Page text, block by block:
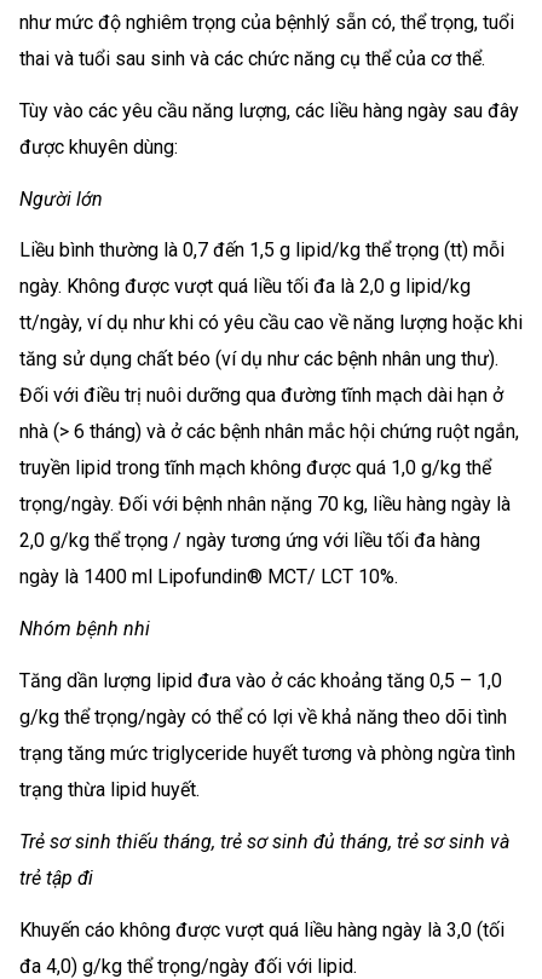
như mức độ nghiêm trọng của bệnhlý sẵn có, thể trọng, tuổi
thai và tuổi sau sinh và các chức năng cụ thể của cơ thể.
Tùy vào các yêu cầu năng lượng, các liều hàng ngày sau đây
được khuyên dùng:
Người lớn
Liều bình thường là 0,7 đến 1,5 g lipid/kg thể trọng (tt) mỗi
ngày. Không được vượt quá liều tối đa là 2,0 g lipid/kg
tt/ngày, ví dụ như khi có yêu cầu cao về năng lượng hoặc khi
tăng sử dụng chất béo (ví dụ như các bệnh nhân ung thư).
Đối với điều trị nuôi dưỡng qua đường tĩnh mạch dài hạn ở
nhà (> 6 tháng) và ở các bệnh nhân mắc hội chứng ruột ngắn,
truyền lipid trong tĩnh mạch không được quá 1,0 g/kg thể
trọng/ngày. Đối với bệnh nhân nặng 70 kg, liều hàng ngày là
2,0 g/kg thể trọng / ngày tương ứng với liều tối đa hàng
ngày là 1400 ml Lipofundin® MCT/ LCT 10%.
Nhóm bệnh nhi
Tăng dần lượng lipid đưa vào ở các khoảng tăng 0,5 – 1,0
g/kg thể trọng/ngày có thể có lợi về khả năng theo dõi tình
trạng tăng mức triglyceride huyết tương và phòng ngừa tình
trạng thừa lipid huyết.
Trẻ sơ sinh thiếu tháng, trẻ sơ sinh đủ tháng, trẻ sơ sinh và
trẻ tập đi
Khuyến cáo không được vượt quá liều hàng ngày là 3,0 (tối
đa 4,0) g/kg thể trọng/ngày đối với lipid.